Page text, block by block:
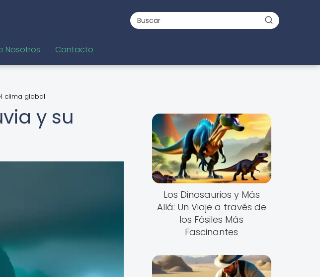
Nosotros Contacto
clima global
y su
Los Dinosaurios y Más
Allá: Un Viaje a través de
los Fósiles Más
Fascinantes